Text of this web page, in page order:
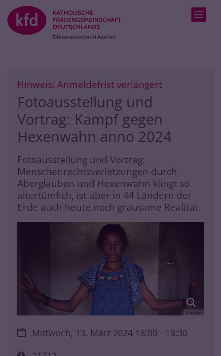
Zum Inhalt springen
Hinweis: Anmeldefrist verlängert
Fotoausstellung und
Vortrag: Kampf gegen
Hexenwahn anno 2024
Fotoausstellung und Vortrag:
Menschenrechtsverletzungen durch
Aberglauben und Hexenwahn klingt so
altertümlich, ist aber in 44 Ländern der
Erde auch heute noch grausame Realität.
© missio
Datum:Mittwoch, 13. März 2024 18:00 - 19:30